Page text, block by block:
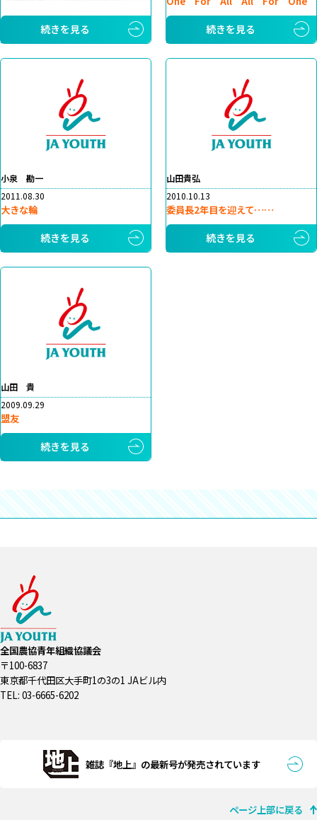
続きを見る
続きを見る
小泉 勘一
2011.08.30
大きな輪
続きを見る
山田貴弘
2010.10.13
委員長2年目を迎えて……
続きを見る
山田 貴
2009.09.29
盟友
続きを見る
全国農協青年組織協議会
〒100-6837
東京都千代田区大手町1の3の1 JAビル内
TEL: 03-6665-6202
雑誌『地上』の最新号が発売されています
ページ上部に戻る